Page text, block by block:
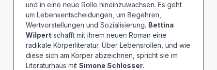
und in eine neue Rolle hineinzuwachsen. Es geht
um Lebensentscheidungen, um Begehren,
Wertvorstellungen und Sozialisierung. Bettina
Wilpert schafft mit ihrem neuen Roman eine
radikale Körperliteratur. Über Lebensrollen, und wie
diese sich am Körper abzeichnen, spricht sie im
Literaturhaus mit Simone Schlosser.